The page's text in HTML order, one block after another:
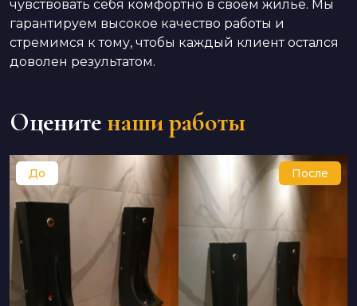
чувствовать себя комфортно в своем жилье. Мы
гарантируем высокое качество работы и
стремимся к тому, чтобы каждый клиент остался
доволен результатом.
Оцените наши работы